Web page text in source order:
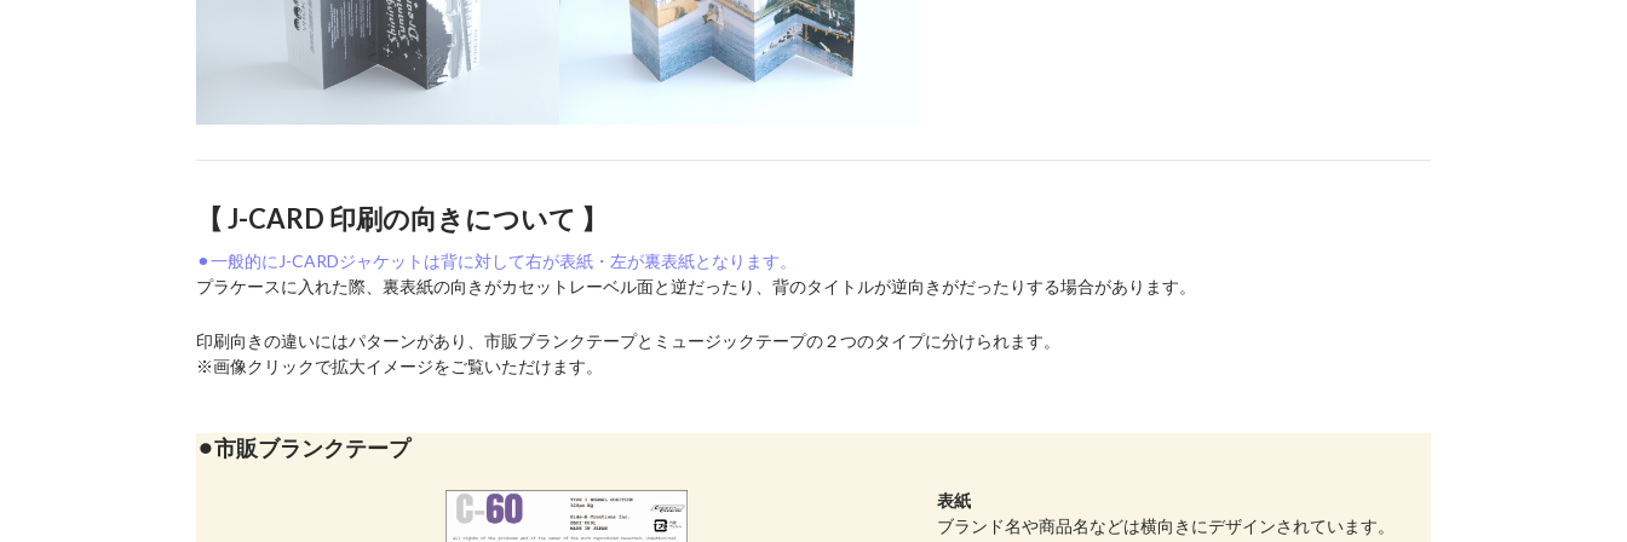
【 J-CARD 印刷の向きについて 】
⚫︎一般的にJ-CARDジャケットは背に対して右が表紙・左が裏表紙となります。
プラケースに入れた際、裏表紙の向きがカセットレーベル面と逆だったり、背のタイトルが逆向きがだったりする場合があります。
印刷向きの違いにはパターンがあり、市販ブランクテープとミュージックテープの２つのタイプに分けられます。
※画像クリックで拡大イメージをご覧いただけます。
⚫︎市販ブランクテープ
表紙
ブランド名や商品名などは横向きにデザインされています。